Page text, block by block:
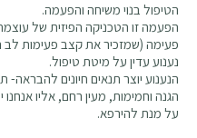
הטיפול בנוי משיחה והפעמה.
הפעמה זו הטכניקה הפיזית של
פעימה (שמזכיר את קצב פעימות לב
נענוע עדין על מיטת טיפול.
הנענוע יוצר תנאים חיונים להבראה-
הגנה וחמימות, מעין רחם, אליו אנחנו
על מנת להירפא.